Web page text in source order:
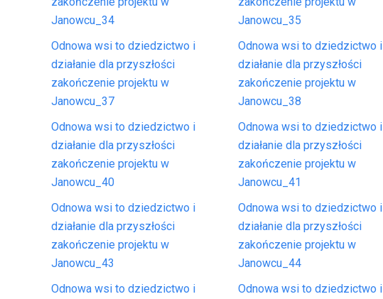
Janowcu_34
Janowcu_35
Odnowa wsi to dziedzictwo i
działanie dla przyszłości
zakończenie projektu w
Janowcu_37
Odnowa wsi to dziedzictwo i
działanie dla przyszłości
zakończenie projektu w
Janowcu_38
Odnowa wsi to dziedzictwo i
działanie dla przyszłości
zakończenie projektu w
Janowcu_40
Odnowa wsi to dziedzictwo i
działanie dla przyszłości
zakończenie projektu w
Janowcu_41
Odnowa wsi to dziedzictwo i
działanie dla przyszłości
zakończenie projektu w
Janowcu_43
Odnowa wsi to dziedzictwo i
działanie dla przyszłości
zakończenie projektu w
Janowcu_44
Odnowa wsi to dziedzictwo i
Odnowa wsi to dziedzictwo i